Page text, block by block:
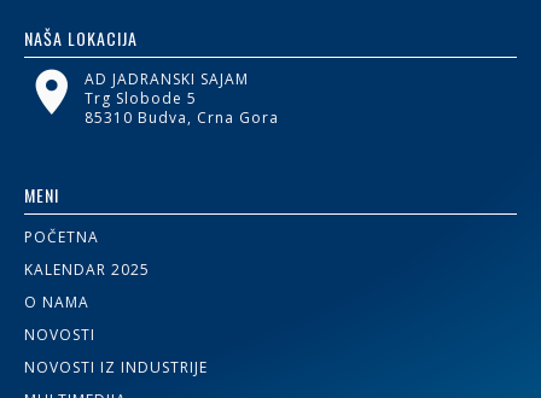
NAŠA LOKACIJA
AD JADRANSKI SAJAM
Trg Slobode 5
85310 Budva, Crna Gora
MENI
POČETNA
KALENDAR 2025
O NAMA
NOVOSTI
NOVOSTI IZ INDUSTRIJE